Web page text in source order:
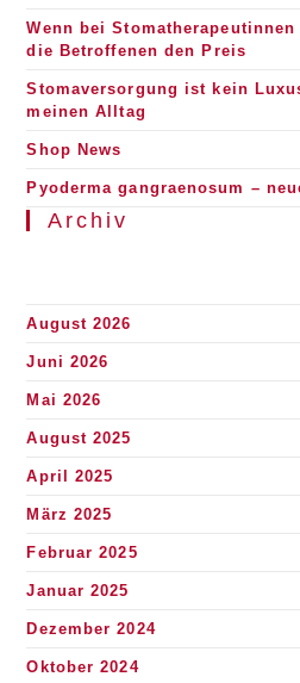
Wenn bei
die Betroffenen den Preis
Stomaversorgung ist kein
meinen Alltag
Shop News
Pyoderma gangraenosum –
Archiv
August 2026
Juni 2026
Mai 2026
August 2025
April 2025
März 2025
Februar 2025
Januar 2025
Dezember 2024
Oktober 2024